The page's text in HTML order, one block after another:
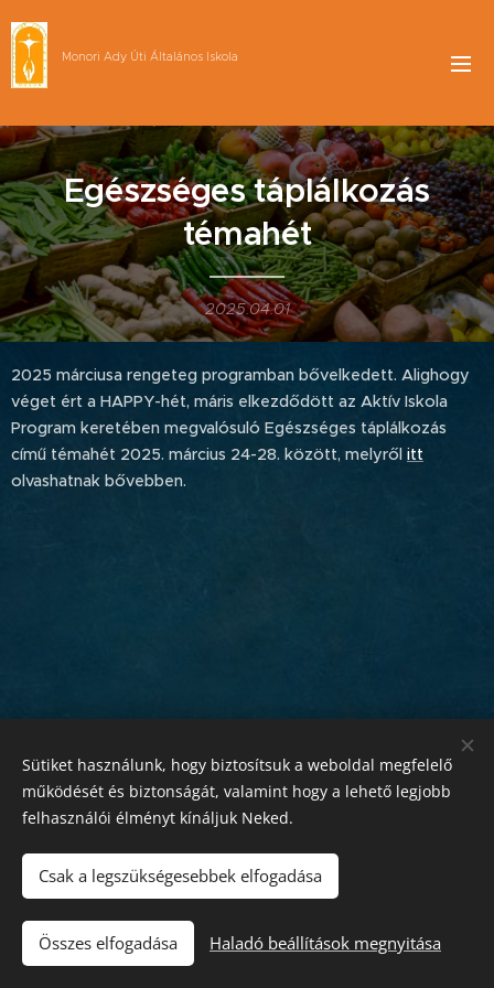
Monori Ady Úti Általános Iskola
Egészséges táplálkozás
témahét
2025.04.01
2025 márciusa rengeteg programban bővelkedett. Alighogy
véget ért a HAPPY-hét, máris elkezdődött az Aktív Iskola
Program keretében megvalósuló Egészséges táplálkozás
című témahét 2025. március 24-28. között, melyről itt
olvashatnak bővebben.
Webnode
Sütiket használunk, hogy biztosítsuk a weboldal megfelelő
működését és biztonságát, valamint hogy a lehető legjobb
felhasználói élményt kínáljuk Neked.
Csak a legszükségesebbek elfogadása
Összes elfogadása Haladó beállítások megnyitása